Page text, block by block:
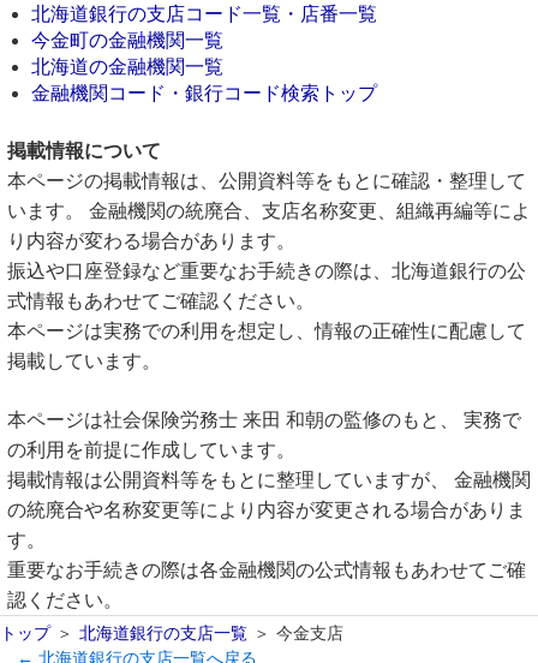
北海道銀行の支店コード一覧・店番一覧
今金町の金融機関一覧
北海道の金融機関一覧
金融機関コード・銀行コード検索トップ
掲載情報について
本ページの掲載情報は、公開資料等をもとに確認・整理して
います。 金融機関の統廃合、支店名称変更、組織再編等によ
り内容が変わる場合があります。
振込や口座登録など重要なお手続きの際は、北海道銀行の公
式情報もあわせてご確認ください。
本ページは実務での利用を想定し、情報の正確性に配慮して
掲載しています。
本ページは社会保険労務士 来田 和朝の監修のもと、 実務で
の利用を前提に作成しています。
掲載情報は公開資料等をもとに整理していますが、 金融機関
の統廃合や名称変更等により内容が変更される場合がありま
す。
重要なお手続きの際は各金融機関の公式情報もあわせてご確
認ください。
トップ 北海道銀行の支店一覧
今金支店
← 北海道銀行の支店一覧へ戻る